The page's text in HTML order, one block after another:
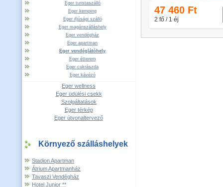
Eger turistaszálló
Eger kemping
Eger ifjúsági szálló
Eger magánszálláshely
Eger vendégház
Eger apartman
Eger vendéglátóhely
Eger étterem
Eger cukrászda
Eger kávézó
Eger wellness
Eger üdülési csekk
Szolgáltatások
Eger térkép
Eger útvonaltervező
Környező szálláshelyek
Stadion Apartman
Átrium Apartmanház
Tavaszi Vendégház
Hotel Junior **